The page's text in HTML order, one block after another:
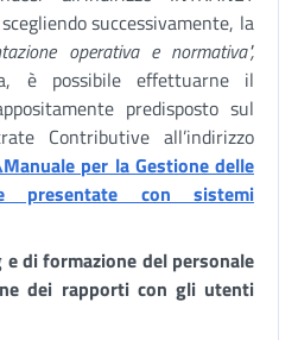
successivamente, la
operativa e normativa",
è possibile effettuarne il
predisposto sul
Contributive all’indirizzo
per la Gestione delle
presentate con sistemi
di formazione del personale
dei rapporti con gli utenti